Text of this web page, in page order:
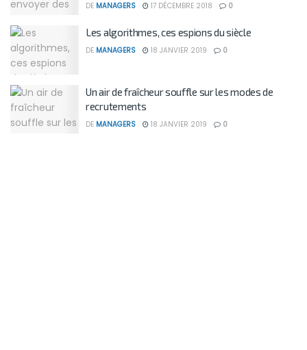
DE MANAGERS 17 DÉCEMBRE 2018 0
Les algorithmes, ces espions du siècle
DE MANAGERS 18 JANVIER 2019 0
Un air de fraîcheur souffle sur les modes de
recrutements
DE MANAGERS 18 JANVIER 2019 0